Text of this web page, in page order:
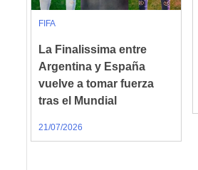
FIFA
La Finalissima entre
Argentina y España
vuelve a tomar fuerza
tras el Mundial
21/07/2026